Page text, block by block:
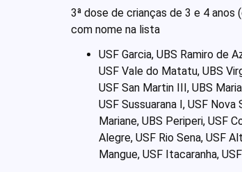
3ª dose de crianças de 3 e 4 anos
com nome na lista
USF Garcia, UBS Ramiro de
USF Vale do Matatu, UBS
USF San Martin III, UBS
USF Sussuarana I, USF Nova
Mariane, UBS Periperi, USF
Alegre, USF Rio Sena, USF
Mangue, USF Itacaranha,